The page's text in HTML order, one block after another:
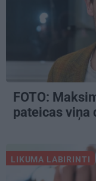
FOTO:
pateicas viņa
LIKUMA LABIRINTI